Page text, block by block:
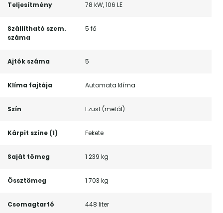
Teljesítmény 78 kW, 106 LE
Szállítható szem.
száma
5 fő
Ajtók száma 5
Klíma fajtája Automata klíma
Szín Ezüst (metál)
Kárpit színe (1) Fekete
Saját tömeg 1 239 kg
Össztömeg 1 703 kg
Csomagtartó 448 liter